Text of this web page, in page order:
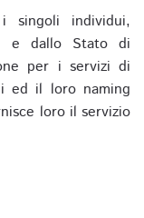
singoli individui,
e dallo Stato di
per i servizi di
ed il loro naming
loro il servizio